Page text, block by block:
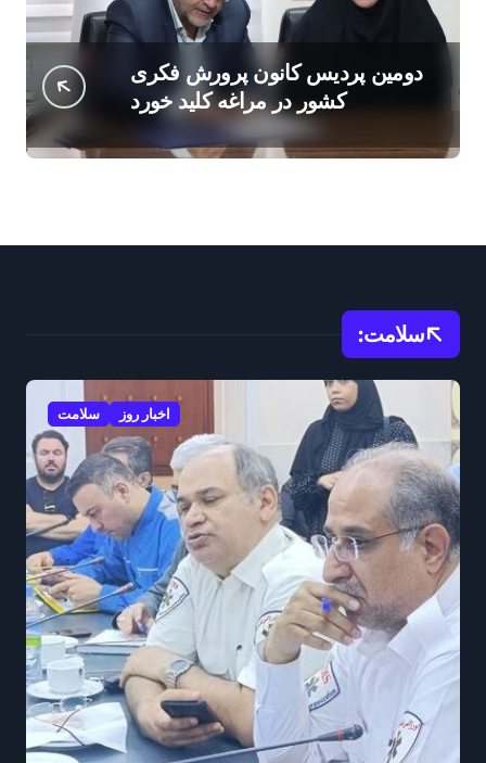
دومین پردیس کانون پرورش فکری
کشور در مراغه کلید خورد
سلامت:
اخبار روز